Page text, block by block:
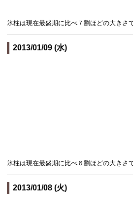
氷柱は現在最盛期に比べ７割ほどの大きさで
2013/01/09 (水)
氷柱は現在最盛期に比べ６割ほどの大きさで
2013/01/08 (火)